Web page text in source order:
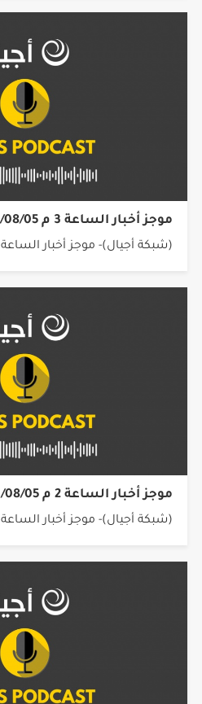
موجز أخبار الساعة 3 م 2026/08/05
(شبكة أجيال)- موجز أخبار الساعة 3 م 2026/08/05
موجز أخبار الساعة 2 م 2026/08/05
(شبكة أجيال)- موجز أخبار الساعة 2 م 2026/08/05